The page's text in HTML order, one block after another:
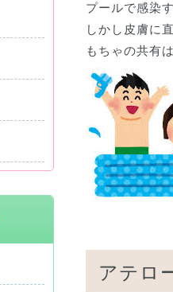
プールで感染
しかし皮膚に
もちゃの共有
アテロ